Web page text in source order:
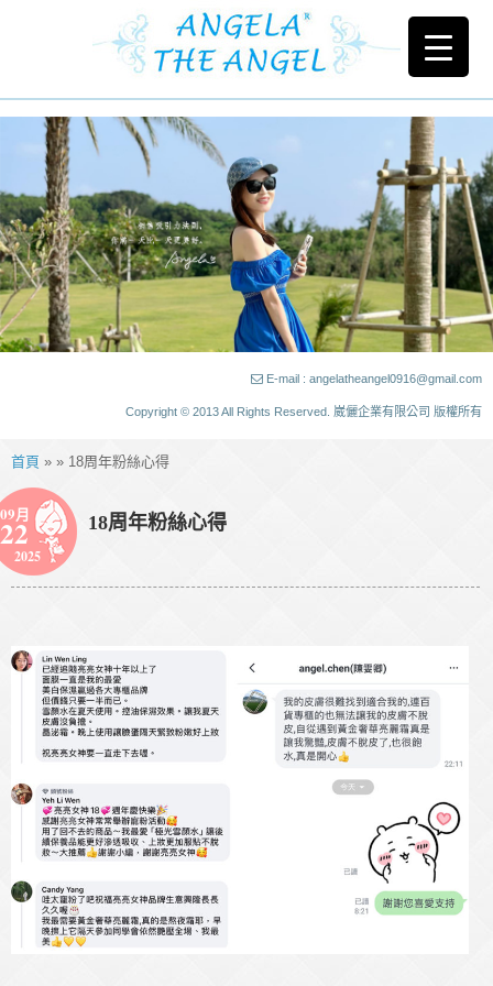
E-mail : angelatheangel0916@gmail.com
Copyright © 2013 All Rights Reserved. 崴儷企業有限公司 版權所有
首頁 » » 18周年粉絲心得
09月
22
2025
18周年粉絲心得